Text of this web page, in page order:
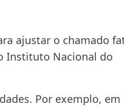
ajustar o chamado
Instituto Nacional do
Por exemplo, em